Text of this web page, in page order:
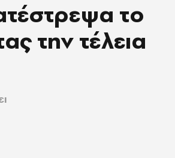
το
την τέλεια